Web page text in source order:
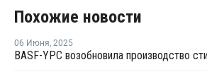
Похожие новости
06 Июня, 2025
BASF-YPC возобновила производство